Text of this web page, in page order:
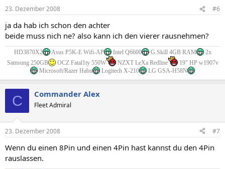
23. Dezember 2008 #6
ja da hab ich schon den achter
beide muss nich ne? also kann ich den vierer rausnehmen?
HD3870X2 Asus P5K-E Wifi-AP Intel Q6600 G.Skill 4GB RAM
2x
Samsung 250GB
OCZ Fatal1ty 550W NZXT LeXa Redline
19" HP w1907v
Microsoft/Razer Habu
Logitech X-210 LG GSA-H58N
C Commander Alex
Fleet Admiral
23. Dezember 2008 #7
Wenn du einen 8Pin und einen 4Pin hast kannst du den 4Pin
rauslassen.